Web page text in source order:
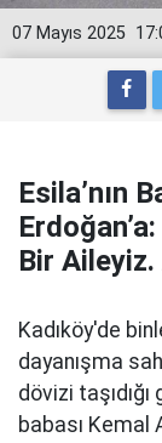
07 Mayıs 2025
Esila’nın
Bir Aileyiz.
Kadıköy'de
dayanışma
dövizi
babası Kemal